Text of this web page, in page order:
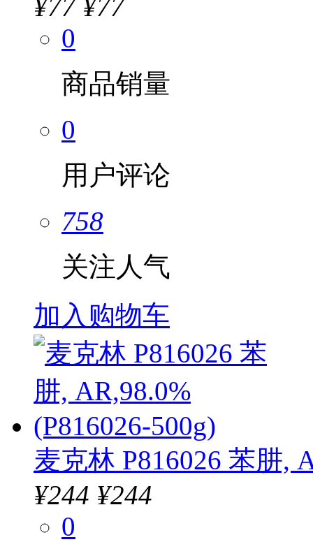
¥77 ¥77
0
商品销量
0
用户评论
758
关注人气
加入购物车
麦克林 P816026 苯肼,
¥244 ¥244
0